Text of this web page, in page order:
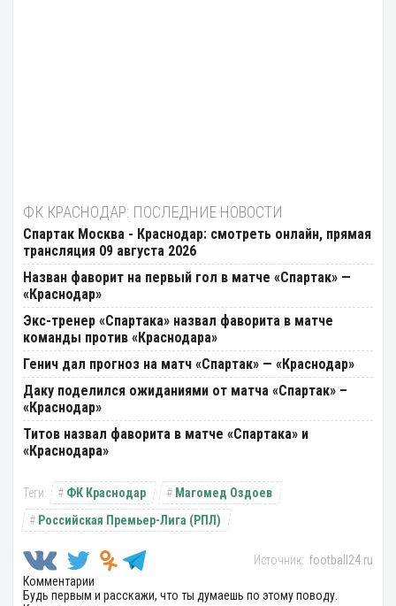
ФК КРАСНОДАР: ПОСЛЕДНИЕ НОВОСТИ
Спартак Москва - Краснодар: смотреть онлайн, прямая
трансляция 09 августа 2026
Назван фаворит на первый гол в матче «Спартак» —
«Краснодар»
Экс-тренер «Спартака» назвал фаворита в матче
команды против «Краснодара»
Генич дал прогноз на матч «Спартак» — «Краснодар»
Даку поделился ожиданиями от матча «Спартак» –
«Краснодар»
Титов назвал фаворита в матче «Спартака» и
«Краснодара»
ФК Краснодар
Магомед Оздоев
Российская Премьер-Лига (РПЛ)
football24.ru
Комментарии
Будь первым и расскажи, что ты думаешь по этому поводу.